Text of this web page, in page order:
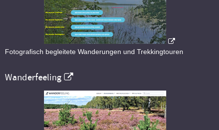
Fotografisch begleitete Wanderungen und Trekkingtouren
Wanderfeeling